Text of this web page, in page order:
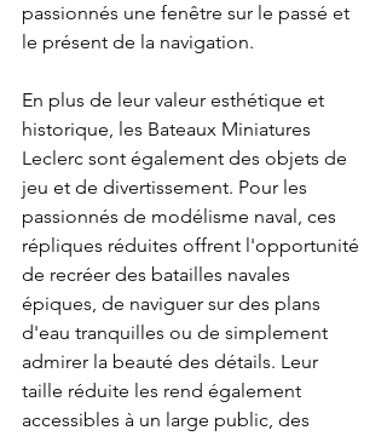
passionnés une fenêtre sur le passé et
le présent de la navigation.
En plus de leur valeur esthétique et
historique, les Bateaux Miniatures
Leclerc sont également des objets de
jeu et de divertissement. Pour les
passionnés de modélisme naval, ces
répliques réduites offrent l'opportunité
de recréer des batailles navales
épiques, de naviguer sur des plans
d'eau tranquilles ou de simplement
admirer la beauté des détails. Leur
taille réduite les rend également
accessibles à un large public, des